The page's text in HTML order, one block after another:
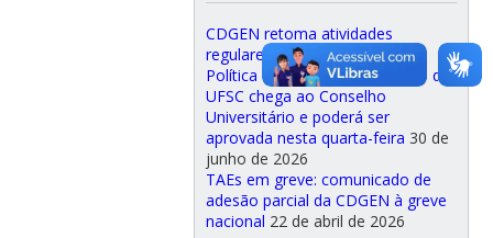
CDGEN retoma atividades
regulares 15 de julho de 2026
Política de Equidade de Gênero da
UFSC chega ao Conselho
Universitário e poderá ser
aprovada nesta quarta-feira 30 de
junho de 2026
TAEs em greve: comunicado de
adesão parcial da CDGEN à greve
nacional 22 de abril de 2026